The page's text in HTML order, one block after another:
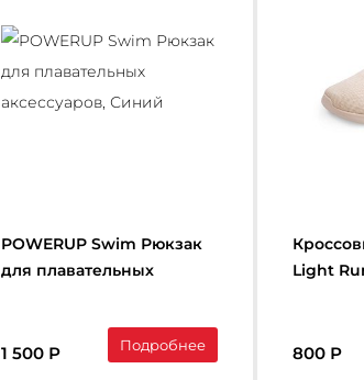
POWERUP Swim Рюкзак
для плавательных
1 500 Р Подробнее
Light
800 Р